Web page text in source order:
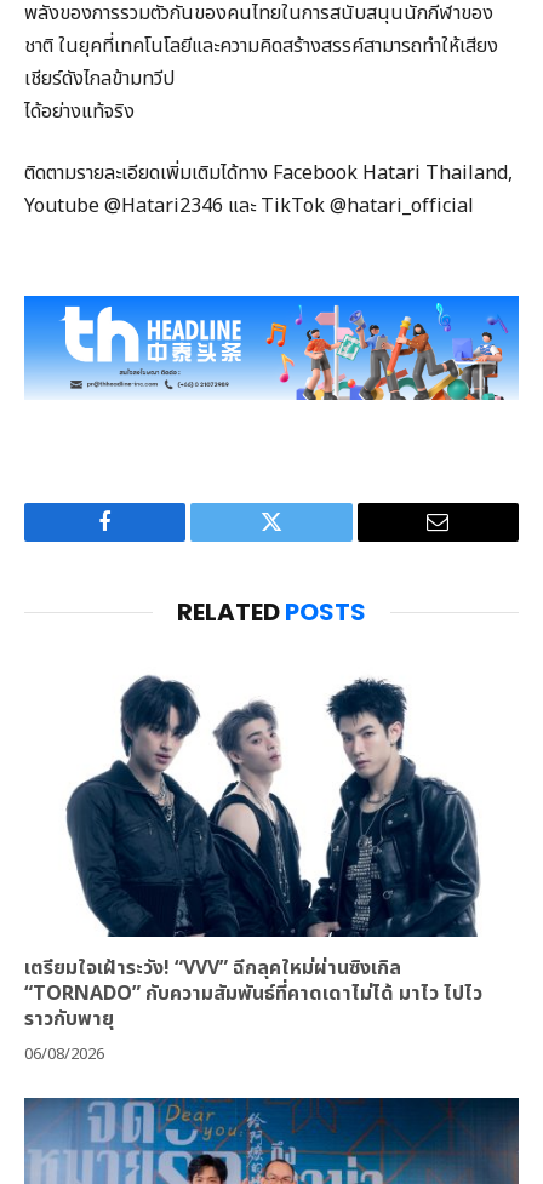
พลังของการรวมตัวกันของคนไทยในการสนับสนุนนักกีฬาของ
ชาติ ในยุคที่เทคโนโลยีและความคิดสร้างสรรค์สามารถทำให้เสียง
เชียร์ดังไกลข้ามทวีป
ได้อย่างแท้จริง
ติดตามรายละเอียดเพิ่มเติมได้ทาง Facebook Hatari Thailand,
Youtube @Hatari2346 และ TikTok @hatari_official
Facebook Twitter Email
RELATEDPOSTS
เตรียมใจเฝ้าระวัง! “VVV” ฉีกลุคใหม่ผ่านซิงเกิล
“TORNADO” กับความสัมพันธ์ที่คาดเดาไม่ได้ มาไว ไปไว
ราวกับพายุ
06/08/2026